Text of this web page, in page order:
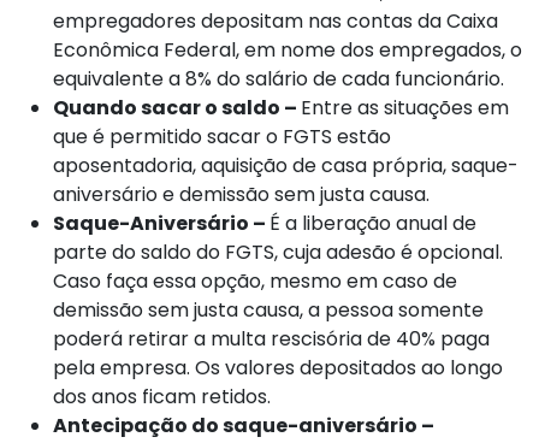
empregadores depositam nas contas da Caixa
Econômica Federal, em nome dos empregados, o
equivalente a 8% do salário de cada funcionário.
Quando sacar o saldo – Entre as situações em
que é permitido sacar o FGTS estão
aposentadoria, aquisição de casa própria, saque-
aniversário e demissão sem justa causa.
Saque-Aniversário – É a liberação anual de
parte do saldo do FGTS, cuja adesão é opcional.
Caso faça essa opção, mesmo em caso de
demissão sem justa causa, a pessoa somente
poderá retirar a multa rescisória de 40% paga
pela empresa. Os valores depositados ao longo
dos anos ficam retidos.
Antecipação do saque-aniversário –